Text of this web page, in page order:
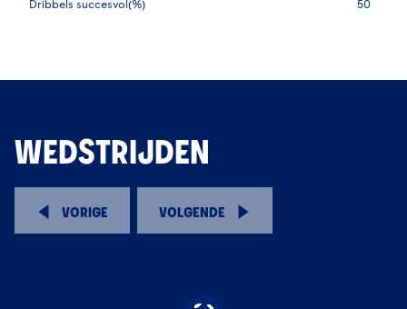
Dribbels succesvol(%) 50
WEDSTRIJDEN
VORIGE VOLGENDE